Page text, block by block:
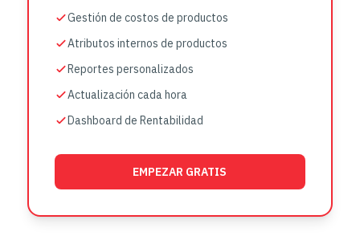
Gestión de costos de productos
Atributos internos de productos
Reportes personalizados
Actualización cada hora
Dashboard de Rentabilidad
EMPEZAR GRATIS